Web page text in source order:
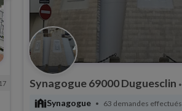
Synagogue 69000 Duguesclin •
synagogueSynagogue • 63 demandes effectués